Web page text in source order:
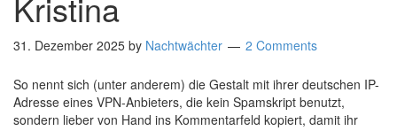
31. Dezember 2025 by Nachtwächter 2 Comments
So nennt sich (unter anderem) die Gestalt mit ihrer deutschen IP-
Adresse eines VPN-Anbieters, die kein Spamskript benutzt,
sondern lieber von Hand ins Kommentarfeld kopiert, damit ihr